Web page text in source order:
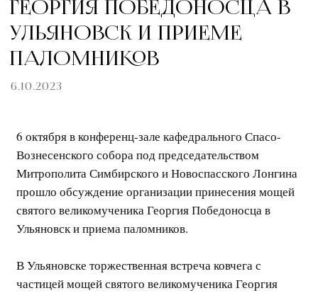
ГЕОРГИЯ ПОБЕДОНОСЦА В
УЛЬЯНОВСК И ПРИЕМЕ
ПАЛОМНИКОВ
6.10.2023
6 октября в конференц-зале кафедрального Спасо-
Вознесенского собора под председательством
Митрополита Симбирского и Новоспасского Лонгина
прошло обсуждение организации принесения мощей
святого великомученика Георгия Победоносца в
Ульяновск и приема паломников.
В Ульяновске торжественная встреча ковчега с
частицей мощей святого великомученика Георгия